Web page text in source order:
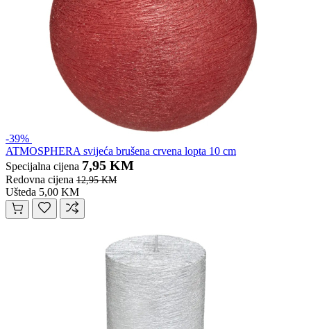
-39%
ATMOSPHERA svijeća brušena crvena lopta 10 cm
Specijalna cijena 7,95 KM
Redovna cijena 12,95 KM
Ušteda 5,00 KM